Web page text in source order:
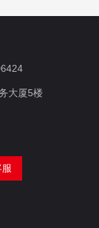
大厦5楼